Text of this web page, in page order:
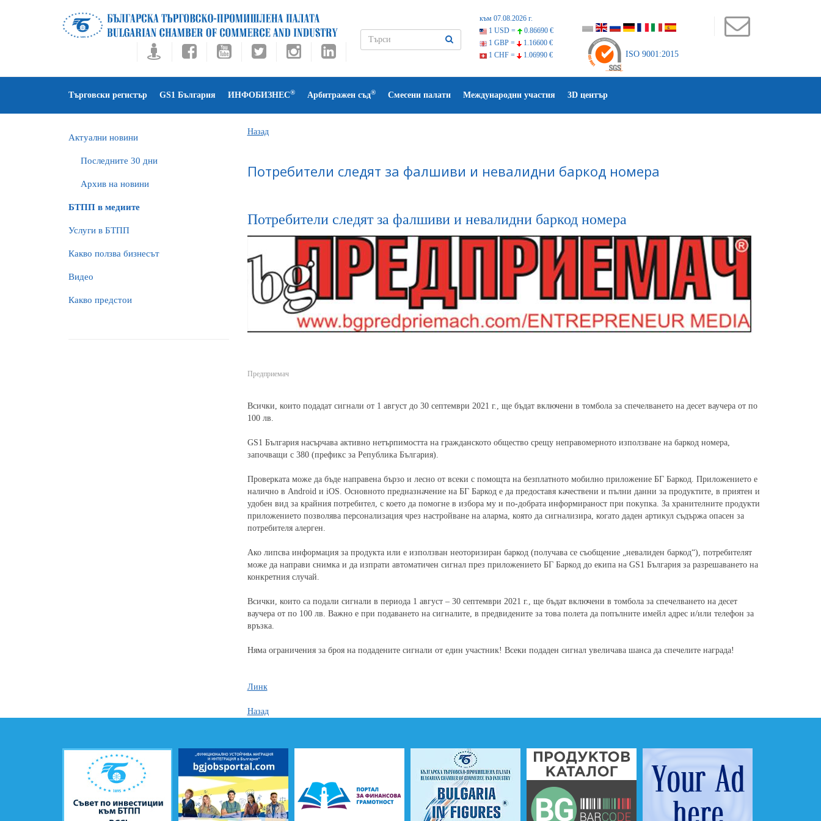
към 07.08.2026 г.
1 USD =
0.86690 €
1 GBP =
1.16600 €
1 CHF =
1.06990 € ISO 9001:2015
Търговски регистър GS1 България ИНФОБИЗНЕС® Арбитражен съд® Смесени палати Международни участия 3D център
Актуални новини
Последните 30 дни
Архив на новини
БTПП в медиите
Услуги в БТПП
Какво ползва бизнесът
Видео
Какво предстои
Назад
Потребители следят за фалшиви и невалидни баркод номера
Потребители следят за фалшиви и невалидни баркод номера
Предприемач
Всички, които подадат сигнали от 1 август до 30 септември 2021 г., ще бъдат включени в томбола за спечелването на десет ваучера от по
100 лв.
GS1 България насърчава активно нетърпимостта на гражданското общество срещу неправомерното използване на баркод номера,
започващи с 380 (префикс за Република България).
Проверката може да бъде направена бързо и лесно от всеки с помощта на безплатното мобилно приложение БГ Баркод. Приложението е
налично в Android и iOS. Основното предназначение на БГ Баркод е да предоставя качествени и пълни данни за продуктите, в приятен и
удобен вид за крайния потребител, с което да помогне в избора му и по-добрата информираност при покупка. За хранителните продукти
приложението позволява персонализация чрез настройване на аларма, която да сигнализира, когато даден артикул съдържа опасен за
потребителя алерген.
Ако липсва информация за продукта или е използван неоторизиран баркод (получава се съобщение „невалиден баркод“), потребителят
може да направи снимка и да изпрати автоматичен сигнал през приложението БГ Баркод до екипа на GS1 България за разрешаването на
конкретния случай.
Всички, които са подали сигнали в периода 1 август – 30 септември 2021 г., ще бъдат включени в томбола за спечелването на десет
ваучера от по 100 лв. Важно е при подаването на сигналите, в предвидените за това полета да попълните имейл адрес и/или телефон за
връзка.
Няма ограничения за броя на подадените сигнали от един участник! Всеки подаден сигнал увеличава шанса да спечелите награда!
Линк
Назад